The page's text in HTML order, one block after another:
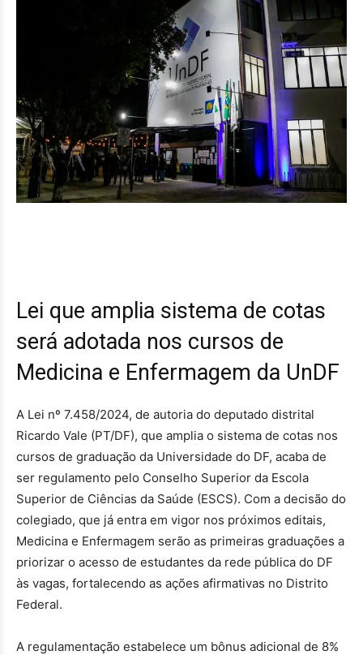
Lei que amplia sistema de cotas
será adotada nos cursos de
Medicina e Enfermagem da UnDF
A Lei nº 7.458/2024, de autoria do deputado distrital
Ricardo Vale (PT/DF), que amplia o sistema de cotas nos
cursos de graduação da Universidade do DF, acaba de
ser regulamento pelo Conselho Superior da Escola
Superior de Ciências da Saúde (ESCS). Com a decisão do
colegiado, que já entra em vigor nos próximos editais,
Medicina e Enfermagem serão as primeiras graduações a
priorizar o acesso de estudantes da rede pública do DF
às vagas, fortalecendo as ações afirmativas no Distrito
Federal.
A regulamentação estabelece um bônus adicional de 8%